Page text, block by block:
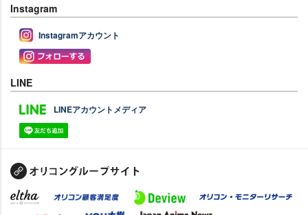
Instagram
Instagramアカウント
LINE
LINEアカウントメディア